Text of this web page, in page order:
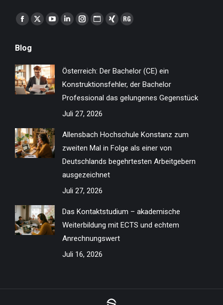
Finden Sie uns auf:
Facebook
opens
in
new
window
X
in
new
window
YouTube
in
new
window
Linkedin
new
window
Instagram
new
window
Website
new
window
XING
new
window
ResearchGate
new
window
Blog
Österreich: Der Bachelor (CE) ein
Konstruktionsfehler, der Bachelor
Professional das gelungenes Gegenstück
Juli 27, 2026
Allensbach Hochschule Konstanz zum
zweiten Mal in Folge als einer von
Deutschlands begehrtesten Arbeitgebern
ausgezeichnet
Juli 27, 2026
Das Kontaktstudium – akademische
Weiterbildung mit ECTS und echtem
Anrechnungswert
Juli 16, 2026